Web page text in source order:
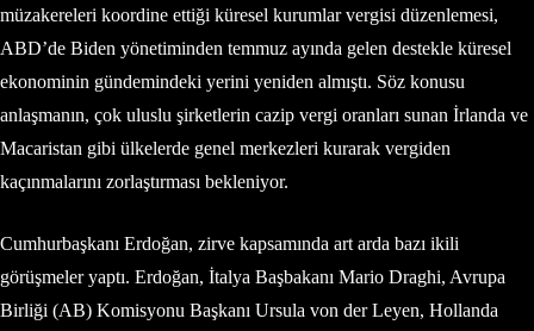
müzakereleri koordine ettiği küresel kurumlar vergisi düzenlemesi,
ABD’de Biden yönetiminden temmuz ayında gelen destekle küresel
ekonominin gündemindeki yerini yeniden almıştı. Söz konusu
anlaşmanın, çok uluslu şirketlerin cazip vergi oranları sunan İrlanda ve
Macaristan gibi ülkelerde genel merkezleri kurarak vergiden
kaçınmalarını zorlaştırması bekleniyor.
Cumhurbaşkanı Erdoğan, zirve kapsamında art arda bazı ikili
görüşmeler yaptı. Erdoğan, İtalya Başbakanı Mario Draghi, Avrupa
Birliği (AB) Komisyonu Başkanı Ursula von der Leyen, Hollanda